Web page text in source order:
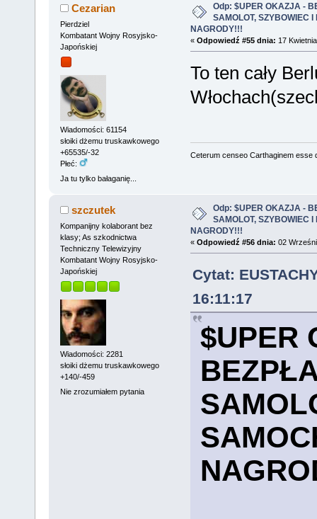
Cezarian
Pierdziel
Kombatant Wojny Rosyjsko-
Japońskiej
Wiadomości: 61154
słoiki dżemu truskawkowego
+65535/-32
Płeć:
Ja tu tylko bałaganię...
Odp: $UPER OKAZJA -
SAMOLOT, SZYBOWIEC I
NAGRODY!!!
« Odpowiedź #55 dnia: 17
To ten cały
Ceterum censeo Carthaginem esse
szczutek
Kompanijny kolaborant bez
klasy; As szkodnictwa
Techniczny Telewizyjny
Kombatant Wojny Rosyjsko-
Japońskiej
Wiadomości: 2281
słoiki dżemu truskawkowego
+140/-459
Nie zrozumiałem pytania
Odp: $UPER OKAZJA -
SAMOLOT, SZYBOWIEC I
NAGRODY!!!
« Odpowiedź #56 dnia: 02
Cytat:
16:11:17
$UPER